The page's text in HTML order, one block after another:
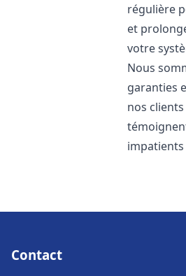
régulière
et
votre
Nous
garanties
nos
impatients
Contact